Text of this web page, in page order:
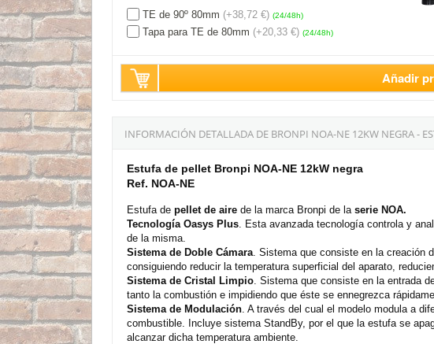
TE de 90º 80mm (+38,72 €) (24/48h)
Tapa para TE de 80mm (+20,33 €) (24/48h)
Añadir
INFORMACIÓN DETALLADA DE BRONPI NOA-NE 12KW NEGRA -
Estufa de pellet Bronpi NOA-NE 12kW negra
Ref. NOA-NE
Estufa de pellet de aire de la marca Bronpi de la serie NOA.
Tecnología Oasys Plus. Esta avanzada tecnología controla y
de la misma.
Sistema de Doble Cámara. Sistema que consiste en la creación
consiguiendo reducir la temperatura superficial del aparato,
Sistema de Cristal Limpio. Sistema que consiste en la entrada
tanto la combustión e impidiendo que éste se ennegrezca
Sistema de Modulación. A través del cual el modelo modula a
combustible. Incluye sistema StandBy, por el que la estufa se
alcanzar dicha temperatura ambiente.